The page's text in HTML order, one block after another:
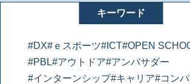
キーワード
#DX#ｅスポーツ#ICT#OPEN
#PBL#アウトドア#アンバサダー
#インターンシップ#キャリア#コン